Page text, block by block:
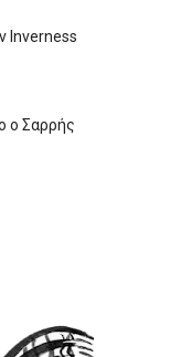
Inverness
ο Σαρρής